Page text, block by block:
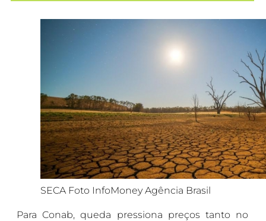
SECA Foto InfoMoney Agência Brasil
Para Conab, queda pressiona preços tanto no